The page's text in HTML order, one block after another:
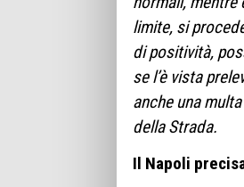
limite, si
di positività,
se l’è vista
anche una
della Strada.
Il Napoli